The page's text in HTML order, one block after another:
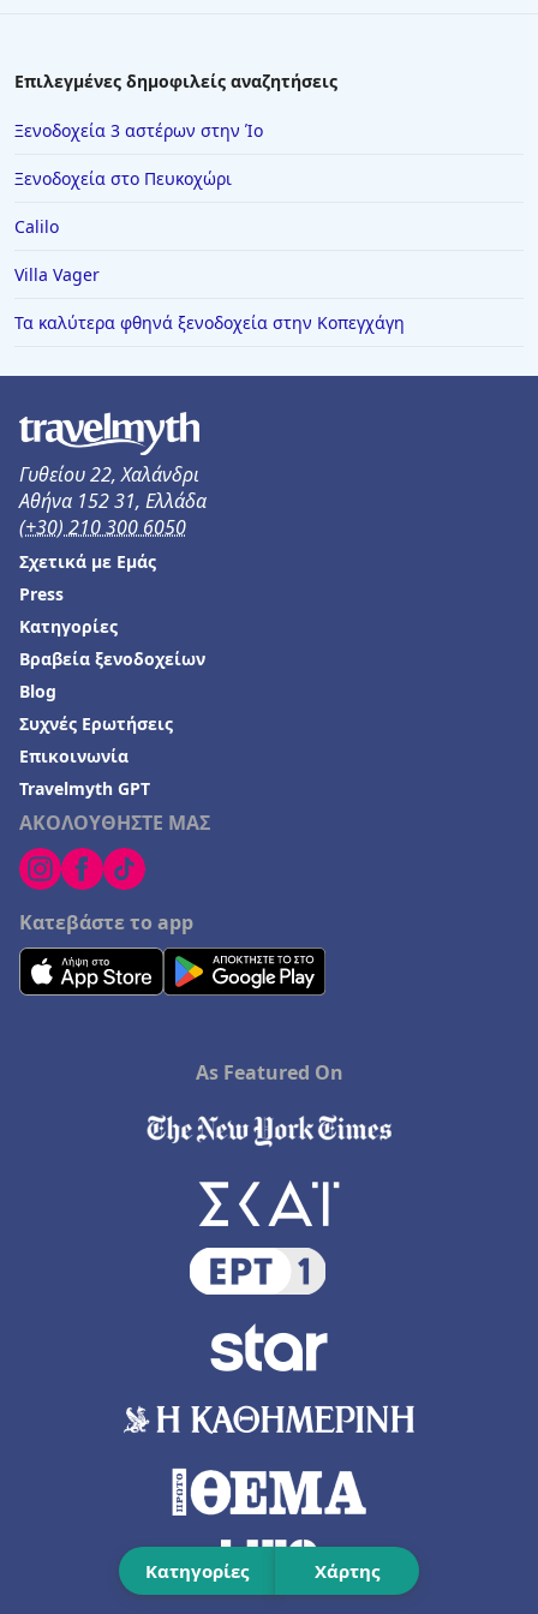
Ξενοδοχεία στη Βραυρώνα
Ξενοδοχεία στην Αμάρυνθο
Ξενοδοχεία στο Μεγανήσι
Ξενοδοχεία στο Πεταλίδι
Ξενοδοχεία σε Σκαραμαγκάς
Κατηγορίες Χάρτης
Επιλεγμένες δημοφιλείς αναζητήσεις
Ξενοδοχεία 3 αστέρων στην Ίο
Ξενοδοχεία στο Πευκοχώρι
Calilo
Villa Vager
Τα καλύτερα φθηνά ξενοδοχεία στην Κοπεγχάγη
Γυθείου 22, Χαλάνδρι
Αθήνα 152 31, Ελλάδα
(+30) 210 300 6050
ΑΚΟΛΟΥΘΗΣΤΕ ΜΑΣ
Κατεβάστε το app
Σχετικά με Εμάς
Press
Κατηγορίες
Βραβεία ξενοδοχείων
Blog
Συχνές Ερωτήσεις
Επικοινωνία
Travelmyth GPT
As Featured On